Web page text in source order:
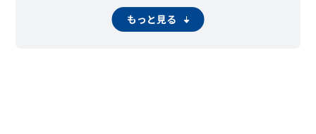
もっと見る